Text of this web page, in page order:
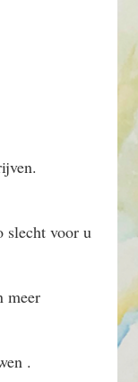
slecht voor u
meer
.